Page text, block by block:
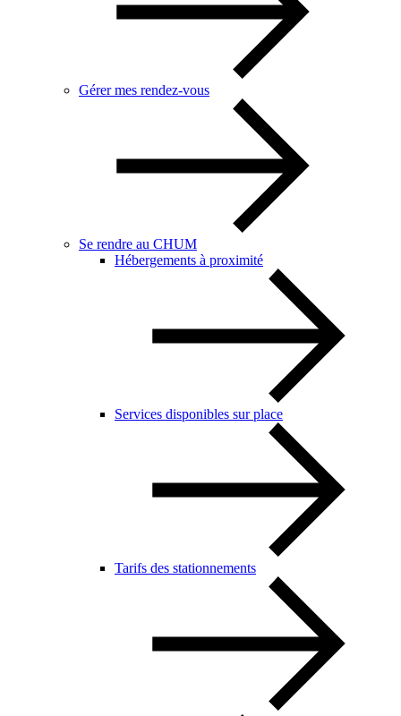
Gérer mes rendez-vous
Se rendre au CHUM
Hébergements à proximité
Services disponibles sur place
Tarifs des stationnements